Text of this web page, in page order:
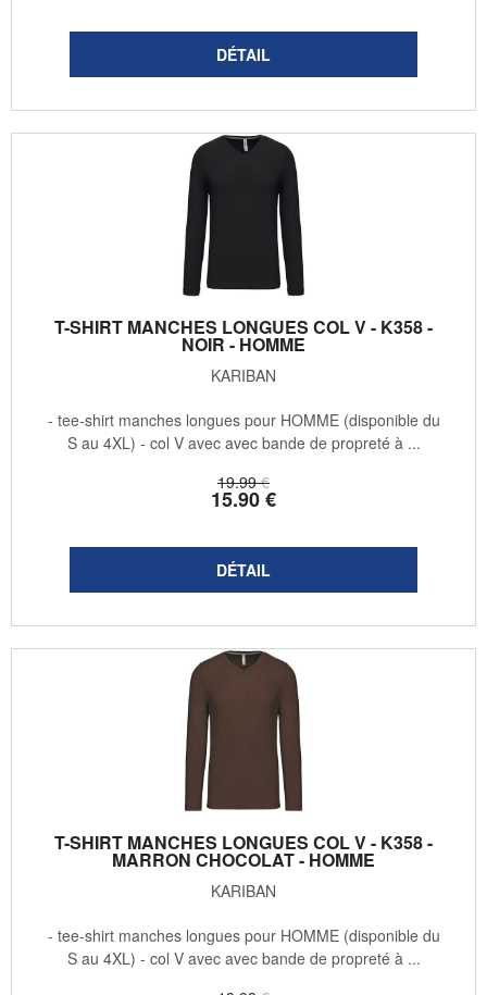
T-SHIRT MANCHES LONGUES COL V - K358 -
NOIR - HOMME
KARIBAN
19.99 €
15.90€
- tee-shirt manches longues pour HOMME (disponible du
S au 4XL) - col V avec avec bande de propreté à ...
T-SHIRT MANCHES LONGUES COL V - K358 -
MARRON CHOCOLAT - HOMME
KARIBAN
- tee-shirt manches longues pour HOMME (disponible du
S au 4XL) - col V avec avec bande de propreté à ...